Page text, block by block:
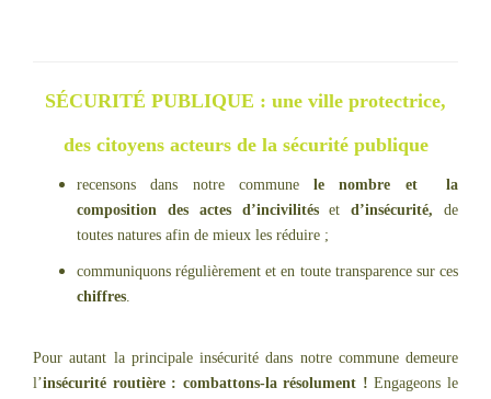
SÉCURITÉ PUBLIQUE : une ville protectrice,
des citoyens acteurs de la sécurité publique
recensons dans notre commune le nombre et la
composition des actes d’incivilitésetd’insécurité, de
toutes natures afin de mieux les réduire ;
communiquons régulièrement et en toute transparence sur ces
chiffres.
Pour autant la principale insécurité dans notre commune demeure
l’insécurité routière : combattons-la résolument !Engageons le